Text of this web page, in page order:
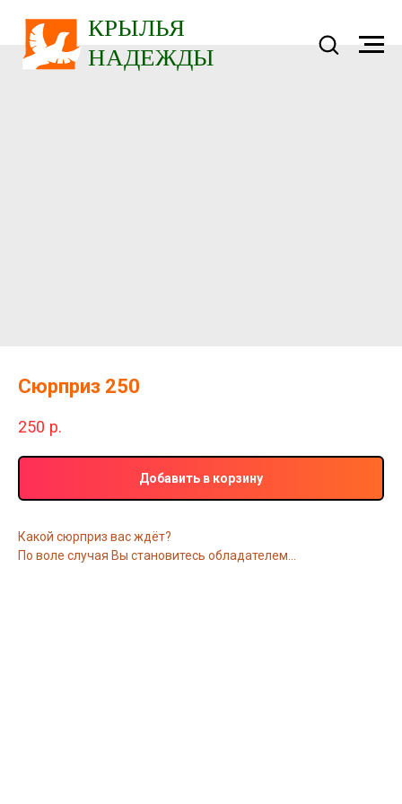
Сюрприз 250
250 р.
Добавить в корзину
Какой сюрприз вас ждёт?
По воле случая Вы становитесь обладателем...